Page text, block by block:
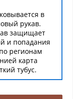
в
рукав.
защищает
и попадания
регионам
карта
тубус.